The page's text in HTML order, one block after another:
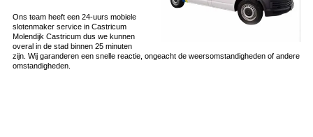
Ons team heeft een 24-uurs mobiele
slotenmaker service in Castricum
Molendijk Castricum dus we kunnen
overal in de stad binnen 25 minuten
zijn. Wij garanderen een snelle reactie, ongeacht de weersomstandigheden of andere
omstandigheden.